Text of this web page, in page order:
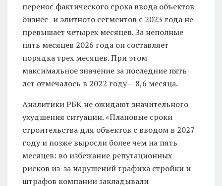
перенос фактического срока ввода объектов
бизнес- и элитного сегментов с 2023 года не
превышает четырех месяцев. За неполные
пять месяцев 2026 года он составляет
порядка трех месяцев. При этом
максимальное значение за последние пять
лет отмечалось в 2022 году— 8,6 месяца.
Аналитики РБК не ожидают значительного
ухудшения ситуации. «Плановые сроки
строительства для объектов с вводом в 2027
году и позже выросли более чем на пять
месяцев: во избежание репутационных
рисков из-за нарушений графика стройки и
штрафов компании закладывали